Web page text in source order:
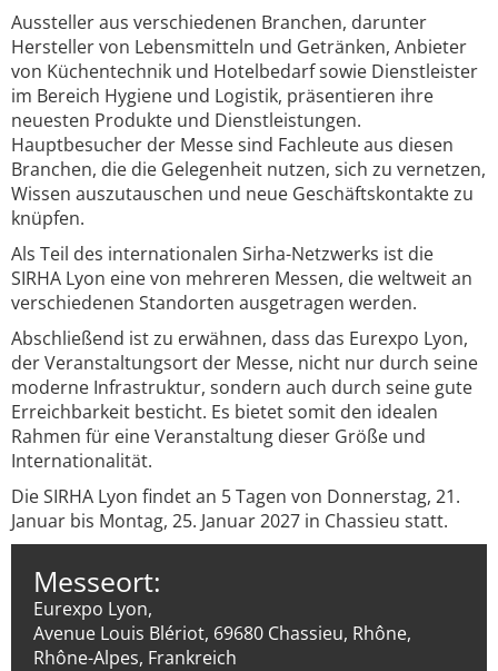
Aussteller aus verschiedenen Branchen, darunter
Hersteller von Lebensmitteln und Getränken, Anbieter
von Küchentechnik und Hotelbedarf sowie Dienstleister
im Bereich Hygiene und Logistik, präsentieren ihre
neuesten Produkte und Dienstleistungen.
Hauptbesucher der Messe sind Fachleute aus diesen
Branchen, die die Gelegenheit nutzen, sich zu vernetzen,
Wissen auszutauschen und neue Geschäftskontakte zu
knüpfen.
Als Teil des internationalen Sirha-Netzwerks ist die
SIRHA Lyon eine von mehreren Messen, die weltweit an
verschiedenen Standorten ausgetragen werden.
Abschließend ist zu erwähnen, dass das Eurexpo Lyon,
der Veranstaltungsort der Messe, nicht nur durch seine
moderne Infrastruktur, sondern auch durch seine gute
Erreichbarkeit besticht. Es bietet somit den idealen
Rahmen für eine Veranstaltung dieser Größe und
Internationalität.
Die SIRHA Lyon findet an 5 Tagen von Donnerstag, 21.
Januar bis Montag, 25. Januar 2027 in Chassieu statt.
Messeort:
Eurexpo Lyon,
Avenue Louis Blériot, 69680 Chassieu, Rhône,
Rhône-Alpes, Frankreich